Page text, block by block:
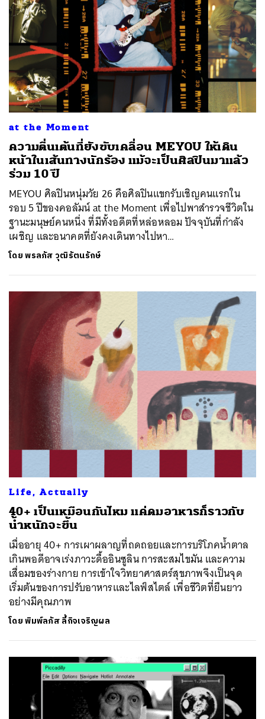
at the Moment
ความตื่นเต้นที่ยังขับเคลื่อน MEYOU ให้เดิน
หน้าในเส้นทางนักร้อง แม้จะเป็นศิลปินมาแล้ว
ร่วม 10 ปี
MEYOU ศิลปินหนุ่มวัย 26 คือศิลปินแขกรับเชิญคนแรกใน
รอบ 5 ปีของคอลัมน์ at the Moment เพื่อไปพาสำรวจชีวิตใน
ฐานะมนุษย์คนหนึ่ง ที่มีทั้งอดีตที่หล่อหลอม ปัจจุบันที่กำลัง
เผชิญ และอนาคตที่ยังคงเดินทางไปหา…
โดยพรลภัส วุฒิรัตนรักษ์
Life, Actually
40+ เป็นเหมือนกันไหม แค่ดมอาหารก็ราวกับ
น้ำหนักจะขึ้น
เมื่ออายุ 40+ การเผาผลาญที่ถดถอยและการบริโภคน้ำตาล
เกินพอดีอาจเร่งภาวะดื้ออินซูลิน การสะสมไขมัน และความ
เสื่อมของร่างกาย การเข้าใจวิทยาศาสตร์สุขภาพจึงเป็นจุด
เริ่มต้นของการปรับอาหารและไลฟ์สไตล์ เพื่อชีวิตที่ยืนยาว
อย่างมีคุณภาพ
โดยพิมพ์ลภัส ลี้กิจเจริญผล